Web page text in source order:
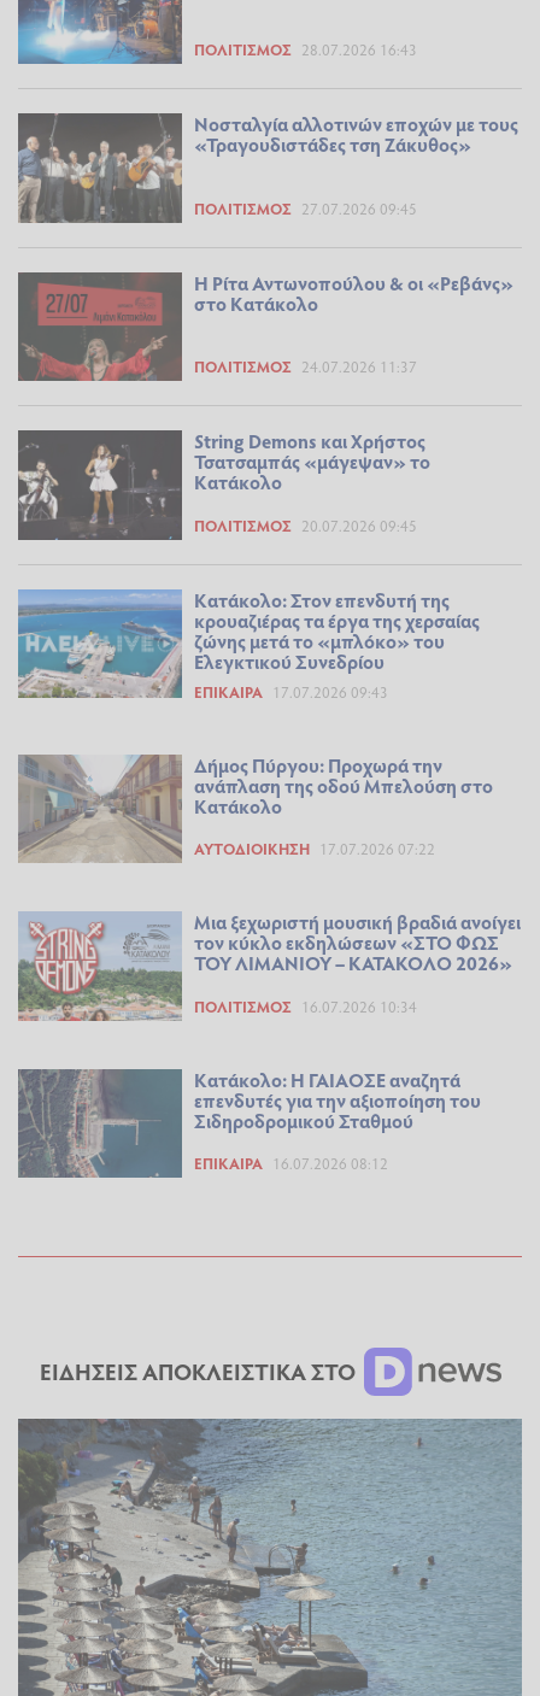
ΠΟΛΙΤΙΣΜΌΣ 28.07.2026 16:43
Νοσταλγία αλλοτινών εποχών με τους
«Τραγουδιστάδες τση Ζάκυθος»
ΠΟΛΙΤΙΣΜΌΣ 27.07.2026 09:45
Η Ρίτα Αντωνοπούλου & οι «Ρεβάνς»
στο Κατάκολο
ΠΟΛΙΤΙΣΜΌΣ 24.07.2026 11:37
String Demons και Χρήστος
Τσατσαμπάς «μάγεψαν» το
Κατάκολο
ΠΟΛΙΤΙΣΜΌΣ 20.07.2026 09:45
Κατάκολο: Στον επενδυτή της
κρουαζιέρας τα έργα της χερσαίας
ζώνης μετά το «μπλόκο» του
Ελεγκτικού Συνεδρίου
ΕΠΊΚΑΙΡΑ 17.07.2026 09:43
Δήμος Πύργου: Προχωρά την
ανάπλαση της οδού Μπελούση στο
Κατάκολο
ΑΥΤΟΔΙΟΊΚΗΣΗ 17.07.2026 07:22
Μια ξεχωριστή μουσική βραδιά ανοίγει
τον κύκλο εκδηλώσεων «ΣΤΟ ΦΩΣ
ΤΟΥ ΛΙΜΑΝΙΟΥ – ΚΑΤΑΚΟΛΟ 2026»
ΠΟΛΙΤΙΣΜΌΣ 16.07.2026 10:34
Κατάκολο: Η ΓΑΙΑΟΣΕ αναζητά
επενδυτές για την αξιοποίηση του
Σιδηροδρομικού Σταθμού
ΕΠΊΚΑΙΡΑ 16.07.2026 08:12
ΕΙΔΗΣΕΙΣ ΑΠΟΚΛΕΙΣΤΙΚΑ ΣΤΟ